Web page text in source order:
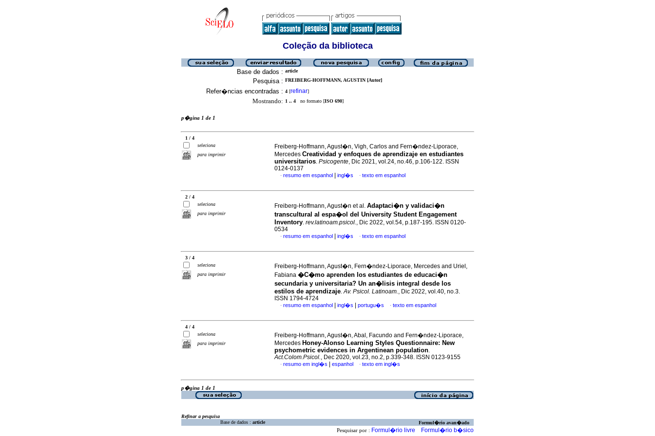
Coleção da biblioteca
Base de dados : article
Pesquisa : FREIBERG-HOFFMANN, AGUSTIN [Autor]
Refer�ncias encontradas : 4 [refinar]
Mostrando: 1 .. 4 no formato [ISO 690]
p�gina 1 de 1
1 / 4
seleciona
para imprimir
Freiberg-Hoffmann, Agust�n, Vigh, Carlos and Fern�ndez-Liporace,
Mercedes Creatividad y enfoques de aprendizaje en estudiantes
universitarios. Psicogente, Dic 2021, vol.24, no.46, p.106-122. ISSN
0124-0137
· resumo em espanhol ingl�s · texto em espanhol
2 / 4
seleciona
para imprimir
Freiberg-Hoffmann, Agust�n et al. Adaptaci�n y validaci�n
transcultural al espa�ol del University Student Engagement
Inventory. rev.latinoam.psicol., Dic 2022, vol.54, p.187-195. ISSN 0120-
0534
· resumo em espanhol ingl�s · texto em espanhol
3 / 4
seleciona
para imprimir
Freiberg-Hoffmann, Agust�n, Fern�ndez-Liporace, Mercedes and Uriel,
Fabiana �C�mo aprenden los estudiantes de educaci�n
secundaria y universitaria? Un an�lisis integral desde los
estilos de aprendizaje.Av. Psicol. Latinoam., Dic 2022, vol.40, no.3.
ISSN 1794-4724
· resumo em espanhol ingl�s portugu�s · texto em espanhol
4 / 4
seleciona
para imprimir
Freiberg-Hoffmann, Agust�n, Abal, Facundo and Fern�ndez-Liporace,
Mercedes Honey-Alonso Learning Styles Questionnaire: New
psychometric evidences in Argentinean population.
Act.Colom.Psicol., Dec 2020, vol.23, no.2, p.339-348. ISSN 0123-9155
· resumo em ingl�s espanhol · texto em ingl�s
p�gina 1 de 1
Refinar a pesquisa
Base de dados : article Formul�rio avan�ado
Pesquisar por : Formul�rio livre Formul�rio b�sico